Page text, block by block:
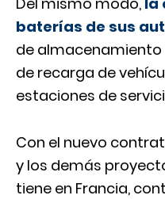
baterías de sus
de
de recarga de
estaciones de
Con el nuevo
y los demás
tiene en Francia,